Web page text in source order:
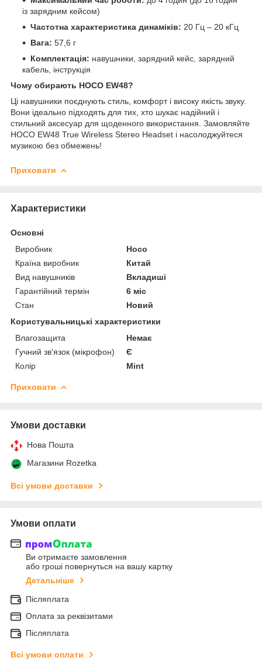
із зарядним кейсом)
Частотна характеристика динаміків: 20 Гц – 20 кГц
Вага: 57,6 г
Комплектація: навушники, зарядний кейс, зарядний
кабель, інструкція
Чому обирають HOCO EW48?
Ці навушники поєднують стиль, комфорт і високу якість звуку.
Вони ідеально підходять для тих, хто шукає надійний і
стильний аксесуар для щоденного використання. Замовляйте
HOCO EW48 True Wireless Stereo Headset і насолоджуйтеся
музикою без обмежень!
Приховати
Характеристики
Основні
Виробник
Hoco
Країна виробник
Китай
Вид навушників
Вкладиші
Гарантійний термін
6 міс
Стан
Новий
Користувальницькі характеристики
Влагозащита
Немає
Гучний зв'язок (мікрофон)
Є
Колір
Mint
Приховати
Умови доставки
Нова Пошта
Магазини Rozetka
Всі умови доставки
Умови оплати
Ви отримаєте замовлення
або гроші повернуться на вашу картку
Детальніше
Післяплата
Оплата за реквізитами
Післяплата
Всі умови оплати